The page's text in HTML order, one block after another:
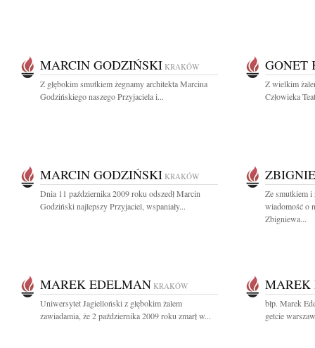
MARCIN GODZIŃSKI KRAKÓW
Z głębokim smutkiem żegnamy architekta Marcina
Godzińskiego naszego Przyjaciela i...
GONET
Z wielkim
Człowieka
MARCIN GODZIŃSKI KRAKÓW
Dnia 11 października 2009 roku odszedł Marcin
Godziński najlepszy Przyjaciel, wspaniały...
Ze smutkiem
wiadomość o
Zbigniewa...
MAREK EDELMAN KRAKÓW
Uniwersytet Jagielloński z głębokim żalem
zawiadamia, że 2 października 2009 roku zmarł w...
MAREK
błp. Marek
getcie